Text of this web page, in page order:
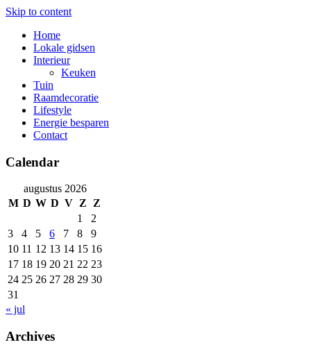
Skip to content
Home
Lokale gidsen
Interieur
Keuken
Tuin
Raamdecoratie
Lifestyle
Energie besparen
Contact
Calendar
augustus 2026
M D W D V Z Z
1
2
3
4 5 6 7 8
9
10 11 12 13 14 15 16
17 18 19 20 21 22 23
24 25 26 27 28 29 30
31
« jul
Archives